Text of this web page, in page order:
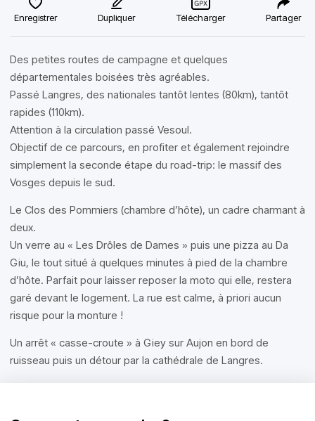
Enregistrer Dupliquer Télécharger Partager
Des petites routes de campagne et quelques
départementales boisées très agréables.
Passé Langres, des nationales tantôt lentes (80km), tantôt
rapides (110km).
Attention à la circulation passé Vesoul.
Objectif de ce parcours, en profiter et également rejoindre
simplement la seconde étape du road-trip: le massif des
Vosges depuis le sud.
Le Clos des Pommiers (chambre d’hôte), un cadre charmant à
deux.
Un verre au « Les Drôles de Dames » puis une pizza au Da
Giu, le tout situé à quelques minutes à pied de la chambre
d’hôte. Parfait pour laisser reposer la moto qui elle, restera
garé devant le logement. La rue est calme, à priori aucun
risque pour la monture !
Un arrêt « casse-croute » à Giey sur Aujon en bord de
ruisseau puis un détour par la cathédrale de Langres.